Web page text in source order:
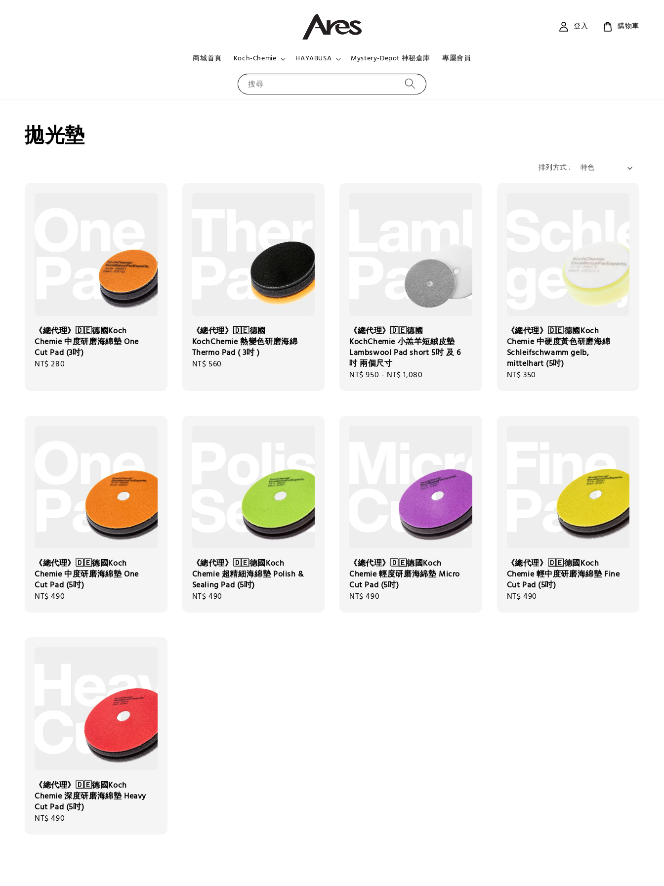
搜尋
商城首頁 Koch-Chemie HAYABUSA Mystery-Depot 神秘倉庫 專屬會員
登入 購物車
拋光墊
排列方式 :
《總代理》🇩🇪德國Koch
Chemie 中度研磨海綿墊 One
Cut Pad (3吋)
Regular
NT$ 280
《總代理》🇩🇪德國
KochChemie 熱變色研磨海綿
Thermo Pad ( 3吋 )
Regular
NT$ 560
《總代理》🇩🇪德國
KochChemie 小羔羊短絨皮墊
Lambswool Pad short 5吋 及 6
吋 兩個尺寸
Regular
NT$ 950 - NT$ 1,080
《總代理》🇩🇪德國Koch
Chemie 中硬度黃色研磨海綿
Schleifschwamm gelb,
mittelhart (5吋)
Regular
NT$ 350
《總代理》🇩🇪德國Koch
Chemie 中度研磨海綿墊 One
Cut Pad (5吋)
Regular
NT$ 490
《總代理》🇩🇪德國Koch
Chemie 超精細海綿墊 Polish &
Sealing Pad (5吋)
Regular
NT$ 490
《總代理》🇩🇪德國Koch
Chemie 輕度研磨海綿墊 Micro
Cut Pad (5吋)
Regular
NT$ 490
《總代理》🇩🇪德國Koch
Chemie 輕中度研磨海綿墊 Fine
Cut Pad (5吋)
Regular
NT$ 490
《總代理》🇩🇪德國Koch
Chemie 深度研磨海綿墊 Heavy
Cut Pad (5吋)
Regular
NT$ 490